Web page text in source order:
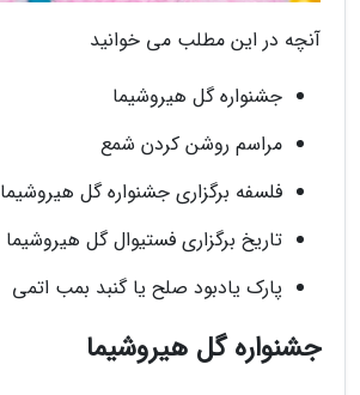
آنچه در این مطلب می خوانید
جشنواره گل هیروشیما
مراسم روشن کردن شمع
فلسفه برگزاری جشنواره گل هیروشیما
تاریخ برگزاری فستیوال گل هیروشیما
پارک یادبود صلح یا گنبد بمب اتمی
جشنواره گل هیروشیما